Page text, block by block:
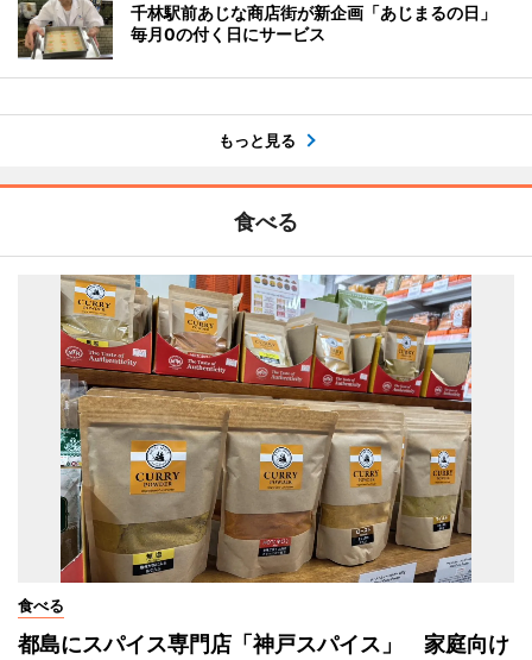
千林駅前あじな商店街が新企画「あじまるの日」
毎月0の付く日にサービス
もっと見る
食べる
食べる
都島にスパイス専門店「神戸スパイス」 家庭向け